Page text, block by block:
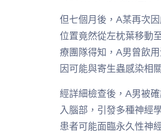
但七個月後，A某再次
位置竟然從左枕葉移動
療團隊得知，A男曾飲
因可能與寄生蟲感染相
經詳細檢查後，A男被
入腦部，引發多種神經
患者可能面臨永久性神